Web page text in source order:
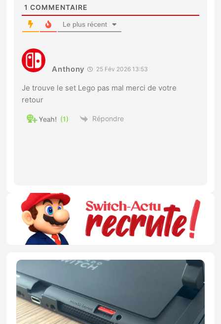
1 COMMENTAIRE
Le plus récent
Anthony 25 Fév 2026 13:53
Je trouve le set Lego pas mal merci de votre
retour
1 Répondre